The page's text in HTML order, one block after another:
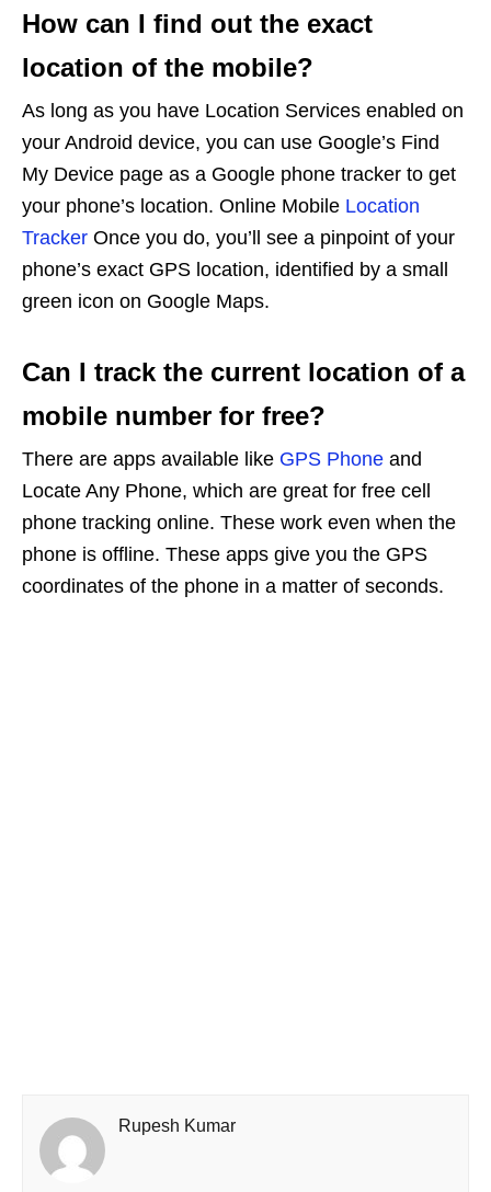
How can I find out the exact
location of the mobile?
As long as you have Location Services enabled on
your Android device, you can use Google’s Find
My Device page as a Google phone tracker to get
your phone’s location. Online Mobile Location
Tracker Once you do, you’ll see a pinpoint of your
phone’s exact GPS location, identified by a small
green icon on Google Maps.
Can I track the current location of a
mobile number for free?
There are apps available like GPS Phone and
Locate Any Phone, which are great for free cell
phone tracking online. These work even when the
phone is offline. These apps give you the GPS
coordinates of the phone in a matter of seconds.
Rupesh Kumar